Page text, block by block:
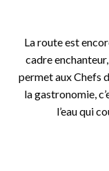
La route est
cadre
permet aux Chefs
la gastronomie,
l’eau qui